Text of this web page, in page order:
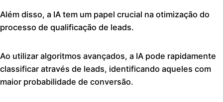
Além disso, a IA tem um papel crucial na otimização do
processo de qualificação de leads.
Ao utilizar algoritmos avançados, a IA pode rapidamente
classificar através de leads, identificando aqueles com
maior probabilidade de conversão.